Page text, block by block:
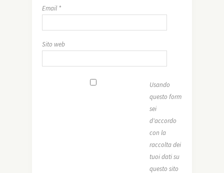
Email *
Sito web
Usando
questo form
sei
d'accordo
con la
raccolta dei
tuoi dati su
questo sito